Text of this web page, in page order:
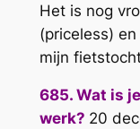
Het is nog
(priceless)
mijn
685. Wat is
werk? 20